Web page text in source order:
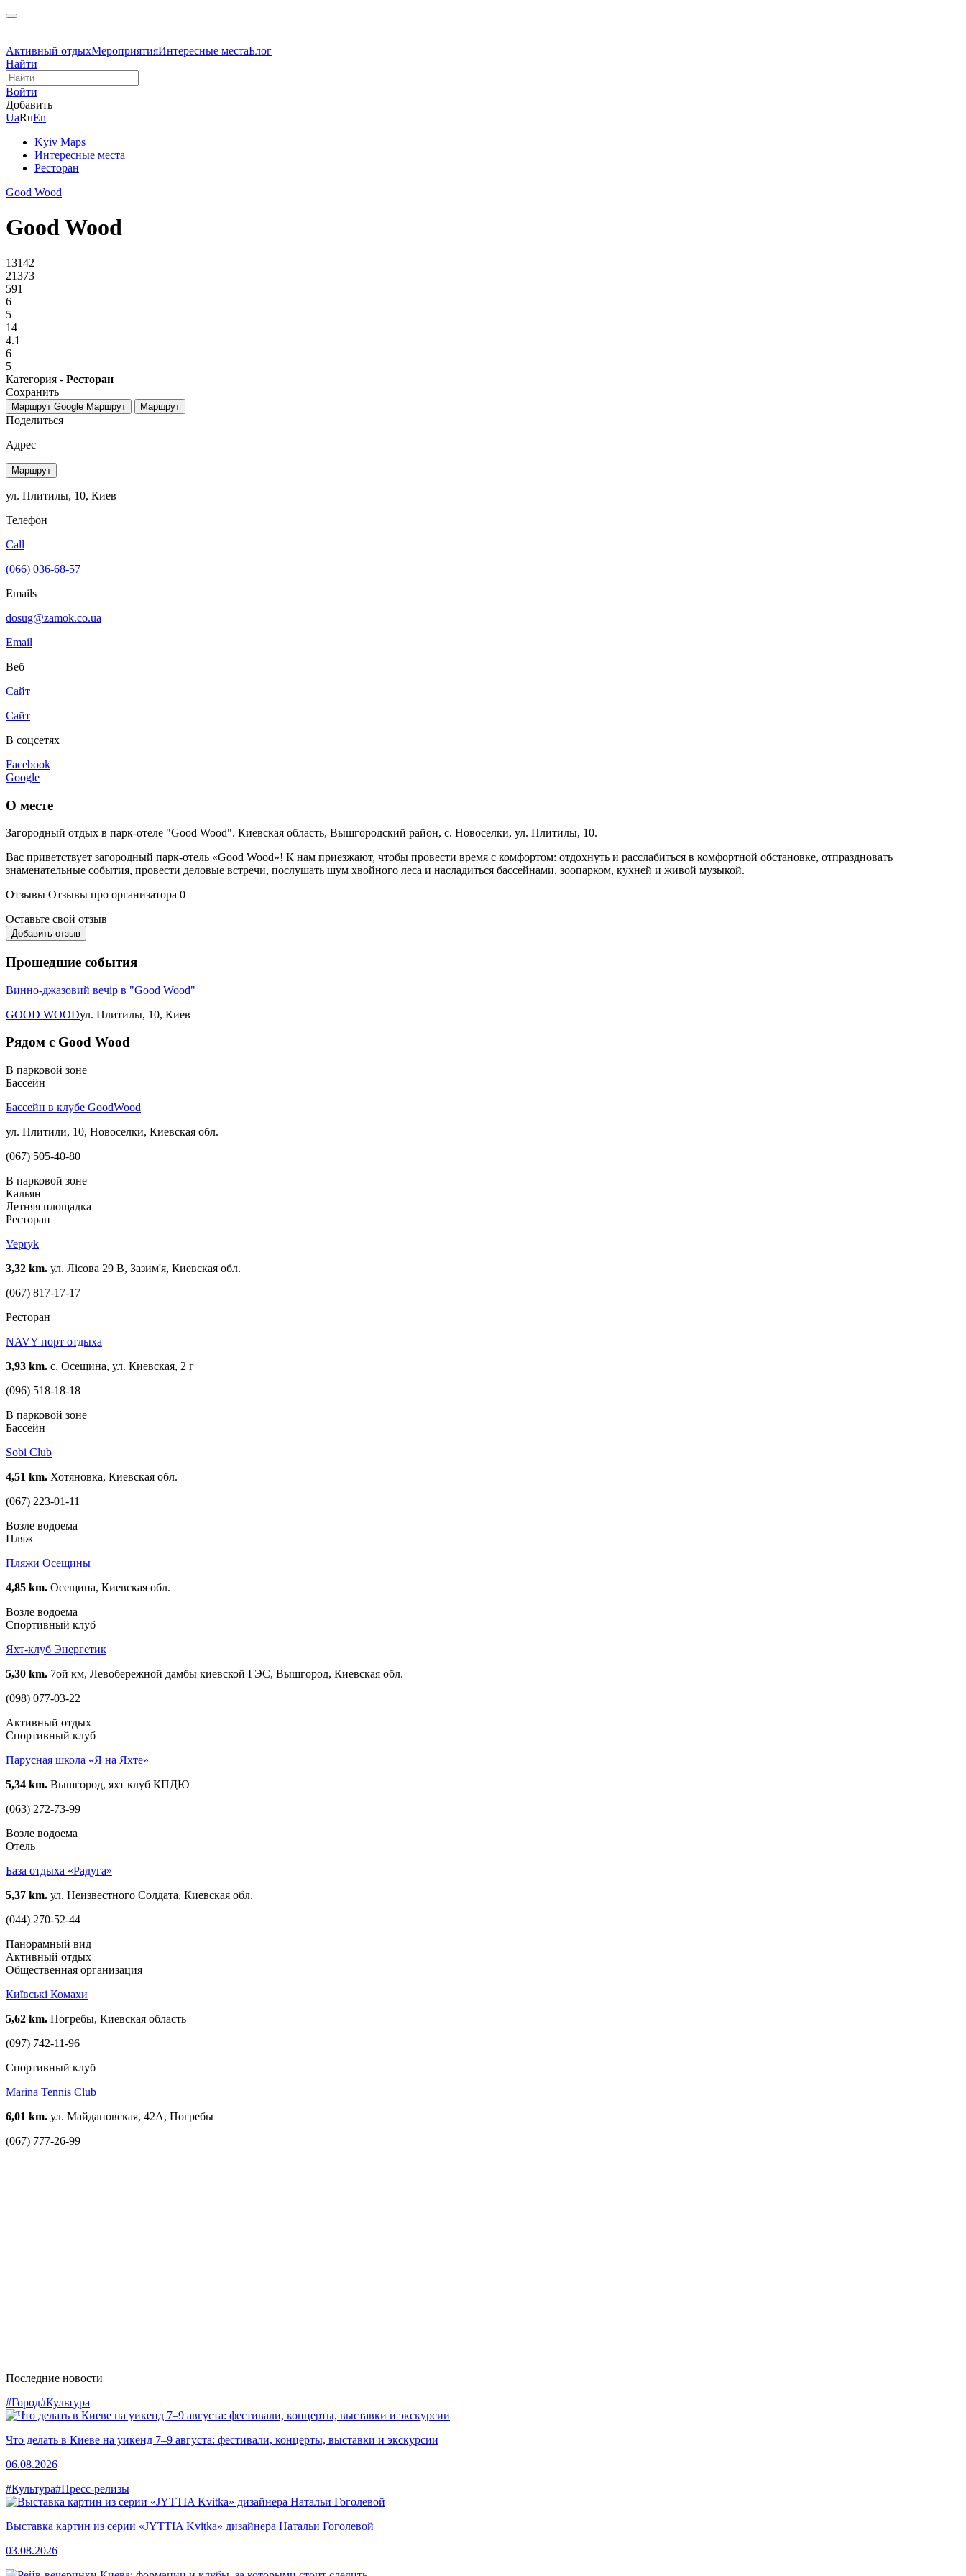
Активный отдыхМероприятияИнтересные местаБлог
Найти
Войти
Добавить
UaRuEn
Kyiv Maps
Интересные места
Ресторан
Good Wood
Good Wood
13142
21373
591
6
5
14
4.1
6
5
Категория - Ресторан
Сохранить
Маршрут Google Маршрут Маршрут
Поделиться
Адрес
Маршрут
ул. Плитилы, 10, Киев
Телефон
Call
(066) 036-68-57
Emails
dosug@zamok.co.ua
Email
Веб
Сайт
Сайт
В соцсетях
Facebook
Google
О месте
Загородный отдых в парк-отеле "Good Wood". Киевская область, Вышгородский район, с. Новоселки, ул. Плитилы, 10.
Вас приветствует загородный парк-отель «Good Wood»! К нам приезжают, чтобы провести время с комфортом: отдохнуть и расслабиться в комфортной обстановке, отпраздновать
знаменательные события, провести деловые встречи, послушать шум хвойного леса и насладиться бассейнами, зоопарком, кухней и живой музыкой.
Отзывы Отзывы про организатора 0
Оставьте свой отзыв
Добавить отзыв
Прошедшие события
Винно-джазовий вечір в "Good Wood"
GOOD WOODул. Плитилы, 10, Киев
Рядом с Good Wood
В парковой зоне
Бассейн
Бассейн в клубе GoodWood
ул. Плитили, 10, Новоселки, Киевская обл.
(067) 505-40-80
В парковой зоне
Кальян
Летняя площадка
Ресторан
Vepryk
3,32 km. ул. Лісова 29 В, Зазим'я, Киевская обл.
(067) 817-17-17
Ресторан
NAVY порт отдыха
3,93 km. с. Осещина, ул. Киевская, 2 г
(096) 518-18-18
В парковой зоне
Бассейн
Sobi Club
4,51 km. Хотяновка, Киевская обл.
(067) 223-01-11
Возле водоема
Пляж
Пляжи Осещины
4,85 km. Осещина, Киевская обл.
Возле водоема
Спортивный клуб
Яхт-клуб Энергетик
5,30 km. 7ой км, Левобережной дамбы киевской ГЭС, Вышгород, Киевская обл.
(098) 077-03-22
Активный отдых
Спортивный клуб
Парусная школа «Я на Яхте»
5,34 km. Вышгород, яхт клуб КПДЮ
(063) 272-73-99
Возле водоема
Отель
База отдыха «Радуга»
5,37 km. ул. Неизвестного Солдата, Киевская обл.
(044) 270-52-44
Панорамный вид
Активный отдых
Общественная организация
Київські Комахи
5,62 km. Погребы, Киевская область
(097) 742-11-96
Спортивный клуб
Marina Tennis Club
6,01 km. ул. Майдановская, 42А, Погребы
(067) 777-26-99
Последние новости
#Город#Культура
Что делать в Киеве на уикенд 7–9 августа: фестивали, концерты, выставки и экскурсии
06.08.2026
#Культура#Пресс-релизы
Выставка картин из серии «JYTTIA Kvitka» дизайнера Натальи Гоголевой
03.08.2026